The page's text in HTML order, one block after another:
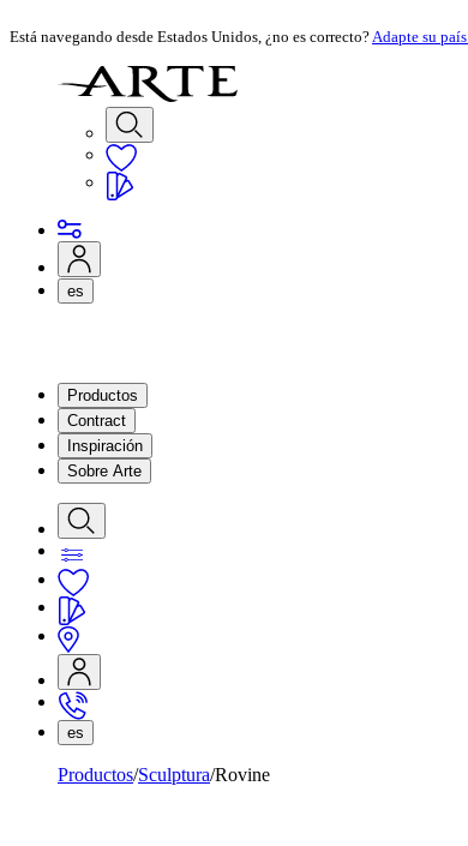
Está navegando desde Estados Unidos, ¿no es correcto?Adapte su país
es
Productos
Contract
Inspiración
Sobre Arte
es
Productos Sculptura Rovine